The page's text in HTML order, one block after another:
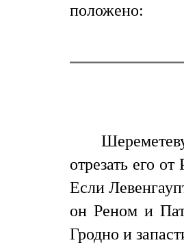
положено:
отрезать его
Если
он Реном и
Гродно и